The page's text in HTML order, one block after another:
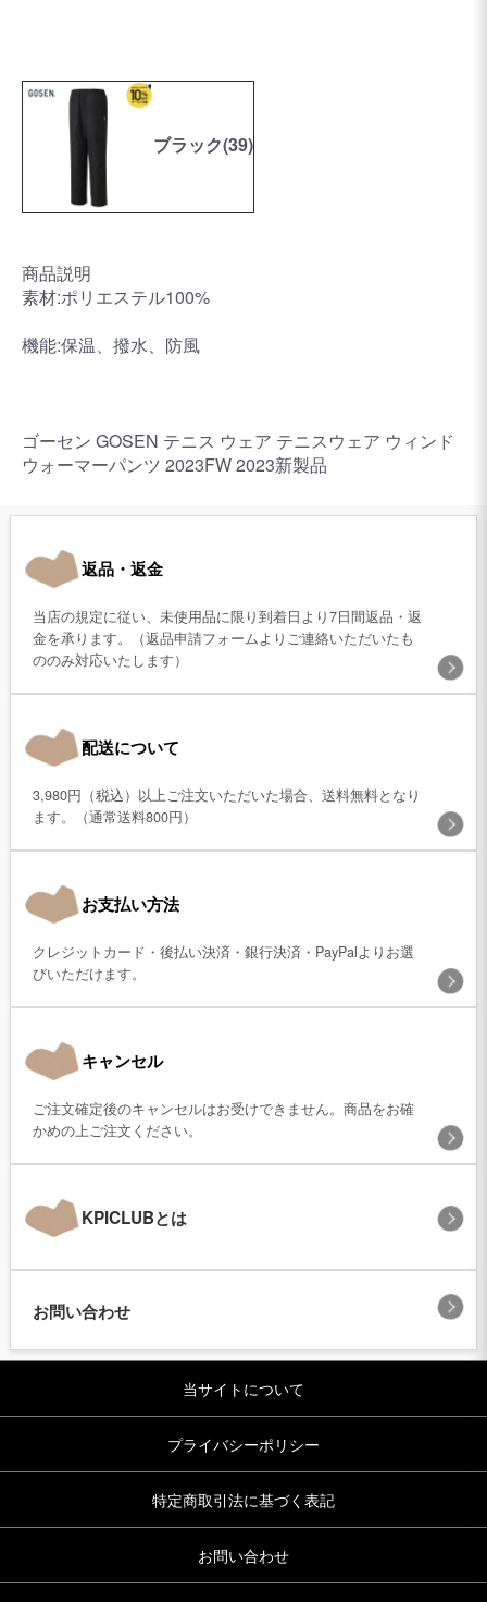
ブラック(39)
商品説明
素材:ポリエステル100%
機能:保温、撥水、防風
ゴーセン GOSEN テニス ウェア テニスウェア ウィンド
ウォーマーパンツ 2023FW 2023新製品
返品・返金
当店の規定に従い、未使用品に限り到着日より7日間返品・返
金を承ります。（返品申請フォームよりご連絡いただいたも
ののみ対応いたします）
配送について
3,980円（税込）以上ご注文いただいた場合、送料無料となり
ます。（通常送料800円）
お支払い方法
クレジットカード・後払い決済・銀行決済・PayPalよりお選
びいただけます。
キャンセル
ご注文確定後のキャンセルはお受けできません。商品をお確
かめの上ご注文ください。
KPICLUBとは
お問い合わせ
当サイトについて
プライバシーポリシー
特定商取引法に基づく表記
お問い合わせ